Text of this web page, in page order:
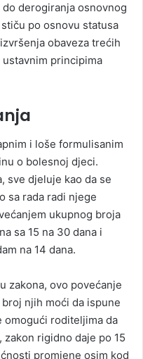
derogiranja osnovnog
po osnovu statusa
obaveza trećih
principima
i loše formulisanim
o bolesnoj djeci.
sve djeluje kao da se
sa rada radi njege
ukupnog broja
sa 15 na 30 dana i
na 14 dana.
zakona, ovo povećanje
njih moći da ispune
omogući roditeljima da
rigidno daje po 15
promjene osim kod